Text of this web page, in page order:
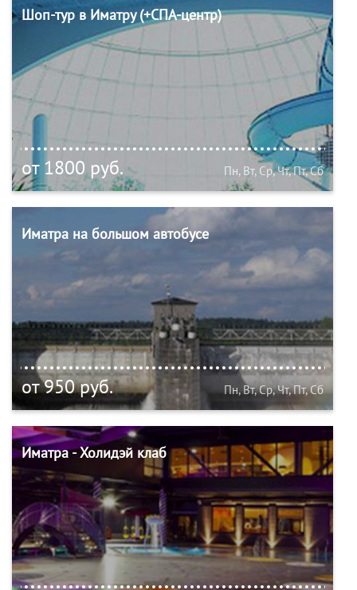
Шоп-тур в Иматру (+СПА-центр)
от 1800 руб. Пн, Вт, Ср, Чт, Пт, Сб
Иматра на большом автобусе
от 950 руб. Пн, Вт, Ср, Чт, Пт, Сб
Иматра - Холидэй клаб